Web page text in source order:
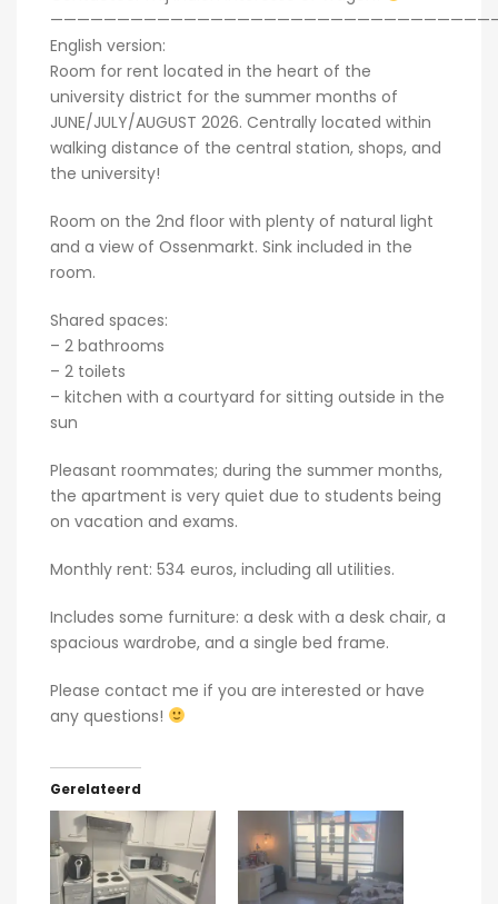
English version:
Room for rent located in the heart of the
university district for the summer months of
JUNE/JULY/AUGUST 2026. Centrally located within
walking distance of the central station, shops, and
the university!
Room on the 2nd floor with plenty of natural light
and a view of Ossenmarkt. Sink included in the
room.
Shared spaces:
– 2 bathrooms
– 2 toilets
– kitchen with a courtyard for sitting outside in the
sun
Pleasant roommates; during the summer months,
the apartment is very quiet due to students being
on vacation and exams.
Monthly rent: 534 euros, including all utilities.
Includes some furniture: a desk with a desk chair, a
spacious wardrobe, and a single bed frame.
Please contact me if you are interested or have
any questions!
Gerelateerd